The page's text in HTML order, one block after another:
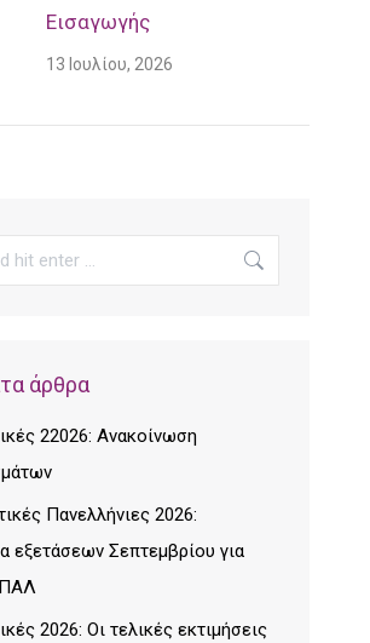
Εισαγωγής
13 Ιουλίου, 2026
άρθρα
22026: Ανακοίνωση
Πανελλήνιες 2026:
εξετάσεων Σεπτεμβρίου για
2026: Οι τελικές εκτιμήσεις